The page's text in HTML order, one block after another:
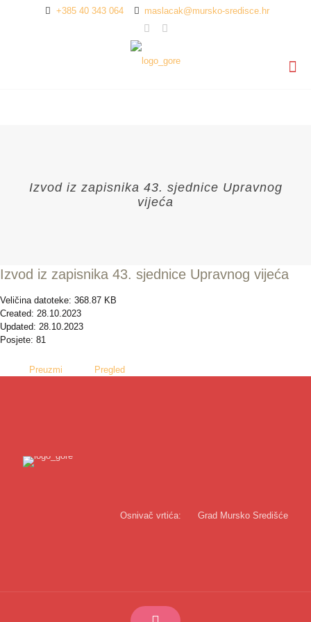
+385 40 343 064 maslacak@mursko-sredisce.hr
Izvod iz zapisnika 43. sjednice Upravnog
vijeća
Izvod iz zapisnika 43. sjednice Upravnog vijeća
Veličina datoteke: 368.87 KB
Created: 28.10.2023
Updated: 28.10.2023
Posjete: 81
Preuzmi Pregled
Osnivač vrtića: Grad Mursko Središće